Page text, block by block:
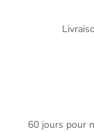
60 jours pour